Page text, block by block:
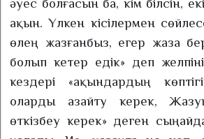
әуес болғасын ба, кім білсін,
ақын. Үлкен кісілермен
өлең жазғанбыз, егер жаза
болып кетер едік» деп
кездері «ақындардың
оларды азайту керек,
өткізбеу керек» деген